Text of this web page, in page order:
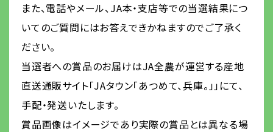
また、電話やメール、JA本・支店等での当選結果につ
いてのご質問にはお答えできかねますのでご了承く
ださい。
当選者への賞品のお届けはJA全農が運営する産地
直送通販サイト「JAタウン「あつめて、兵庫。」」にて、
手配・発送いたします。
賞品画像はイメージであり実際の賞品とは異なる場